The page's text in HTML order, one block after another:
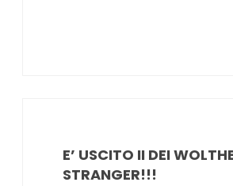
E’ USCITO II DEI
STRANGER!!!